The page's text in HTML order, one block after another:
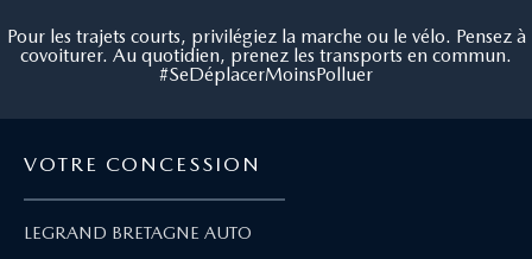
Pour les trajets courts, privilégiez la marche ou le vélo. Pensez à
covoiturer. Au quotidien, prenez les transports en commun.
#SeDéplacerMoinsPolluer
VOTRE CONCESSION
LEGRAND BRETAGNE AUTO